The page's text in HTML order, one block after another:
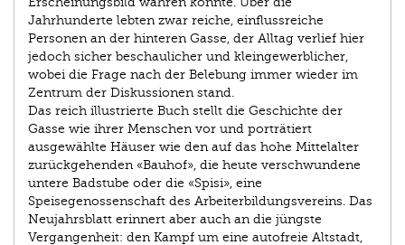
Jahrhunderte lebten zwar reiche, einflussreiche
Personen an der hinteren Gasse, der Alltag verlief hier
jedoch sicher beschaulicher und kleingewerblicher,
wobei die Frage nach der Belebung immer wieder im
Zentrum der Diskussionen stand.
Das reich illustrierte Buch stellt die Geschichte der
Gasse wie ihrer Menschen vor und porträtiert
ausgewählte Häuser wie den auf das hohe Mittelalter
zurückgehenden «Bauhof», die heute verschwundene
untere Badstube oder die «Spisi», eine
Speisegenossenschaft des Arbeiterbildungsvereins. Das
Neujahrsblatt erinnert aber auch an die jüngste
Vergangenheit: den Kampf um eine autofreie Altstadt,